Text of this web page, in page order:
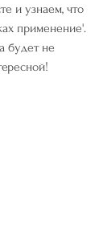
и узнаем, что
применение'.
будет не